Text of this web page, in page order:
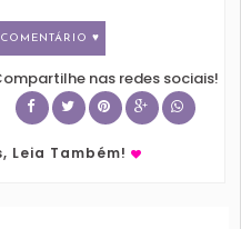
♥
nas redes sociais!
Leia Também!